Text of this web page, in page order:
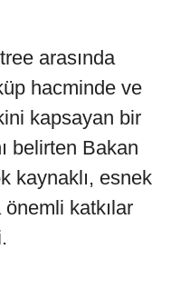
arasında
hacminde ve
kapsayan bir
belirten Bakan
kaynaklı, esnek
katkılar